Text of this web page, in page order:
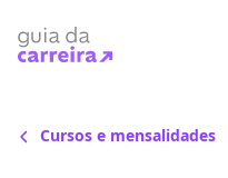
Cursos e mensalidades